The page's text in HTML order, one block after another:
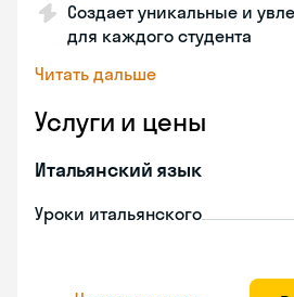
Создает уникальные и
для каждого студента
Читать дальше
Услуги и цены
Итальянский язык
Уроки итальянского